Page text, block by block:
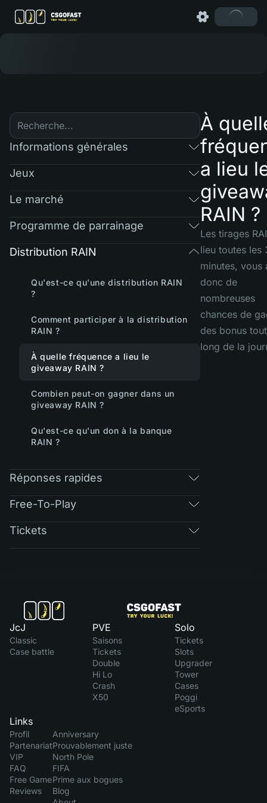
Informations générales
Jeux
Le marché
Programme de parrainage
Distribution RAIN
Qu'est-ce qu'une distribution RAIN
?
Comment participer à la distribution
RAIN ?
À quelle fréquence a lieu le
giveaway RAIN ?
Combien peut-on gagner dans un
giveaway RAIN ?
Qu'est-ce qu'un don à la banque
RAIN ?
Réponses rapides
Free-To-Play
Tickets
À
a lieu
RAIN ?
Les tirages
lieu toutes les
minutes, vous
donc de
nombreuses
chances de
des bonus
long de la
JcJ
Classic
Case battle
PVE
Saisons
Tickets
Double
Hi Lo
Crash
X50
Solo
Tickets
Slots
Upgrader
Tower
Cases
Poggi
eSports
Links
Profil
Partenariat
VIP
FAQ
Free Game
Reviews
Anniversary
Prouvablement juste
North Pole
FIFA
Prime aux bogues
Blog